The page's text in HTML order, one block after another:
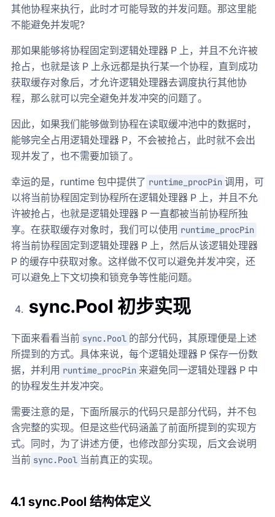
其他协程来执行，此时才可能导致的并发问题。那这里能
不能避免并发呢?
那如果能够将协程固定到逻辑处理器 P 上，并且不允许被
抢占，也就是该 P 上永远都是执行某一个协程，直到成功
获取缓存对象后，才允许逻辑处理器去调度执行其他协
程，那么就可以完全避免并发冲突的问题了。
因此，如果我们能够做到协程在读取缓冲池中的数据时，
能够完全占用逻辑处理器 P，不会被抢占，此时就不会出
现并发了，也不需要加锁了。
幸运的是，runtime 包中提供了 runtime_procPin 调用，可
以将当前协程固定到协程所在逻辑处理器 P 上，并且不允
许被抢占，也就是逻辑处理器 P 一直都被当前协程所独
享。在获取缓存对象时，我们可以使用 runtime_procPin
将当前协程固定到逻辑处理器 P 上，然后从该逻辑处理器
P 的缓存中获取对象。这样做不仅可以避免并发冲突，还
可以避免上下文切换和锁竞争等性能问题。
sync.Pool 初步实现
下面来看看当前 sync.Pool 的部分代码，其原理便是上述
所提到的方式。具体来说，每个逻辑处理器 P 保存一份数
据，并利用 runtime_procPin 来避免同一逻辑处理器 P 中
的协程发生并发冲突。
需要注意的是，下面所展示的代码只是部分代码，并不包
含完整的实现。但是这些代码涵盖了前面所提到的实现方
式。同时，为了讲述方便，也修改部分实现，后文会说明
当前 sync.Pool 当前真正的实现。
4.1 sync.Pool 结构体定义